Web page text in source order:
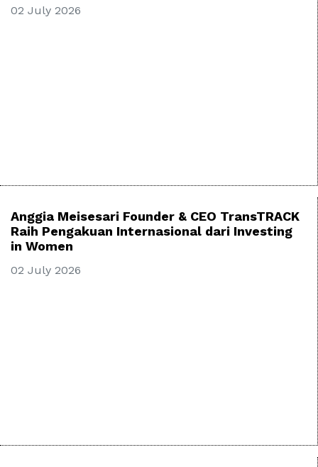
02 July 2026
Anggia Meisesari Founder & CEO TransTRACK
Raih Pengakuan Internasional dari Investing
in Women
02 July 2026